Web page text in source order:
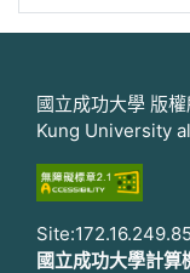
國立成功大學 版
Kung University
Site:172.16.249.85
國立成功大學計算